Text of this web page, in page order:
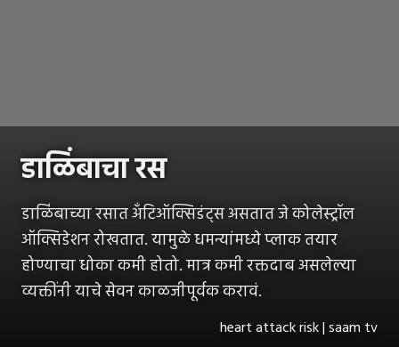
डाळिंबाचा रस
डाळिंबाच्या रसात अँटिऑक्सिडंट्स असतात जे कोलेस्ट्रॉल
ऑक्सिडेशन रोखतात. यामुळे धमन्यांमध्ये प्लाक तयार
होण्याचा धोका कमी होतो. मात्र कमी रक्तदाब असलेल्या
व्यक्तींनी याचे सेवन काळजीपूर्वक करावं.
heart attack risk | saam tv